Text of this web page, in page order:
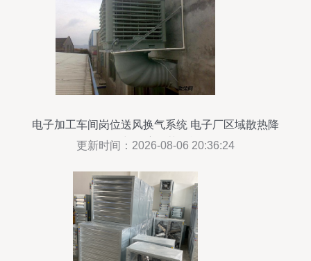
电子加工车间岗位送风换气系统 电子厂区域散热降
温与湿度调节措施
更新时间：2026-08-06 20:36:24